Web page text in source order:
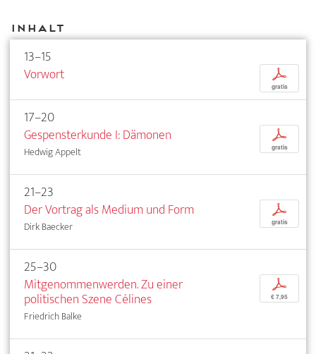
Inhalt
13–15
Vorwort
p
gratis
17–20
Gespensterkunde I: Dämonen
Hedwig Appelt
p
gratis
21–23
Der Vortrag als Medium und Form
Dirk Baecker
p
gratis
25–30
Mitgenommenwerden. Zu einer
politischen Szene Célines
Friedrich Balke
p
€ 7,95